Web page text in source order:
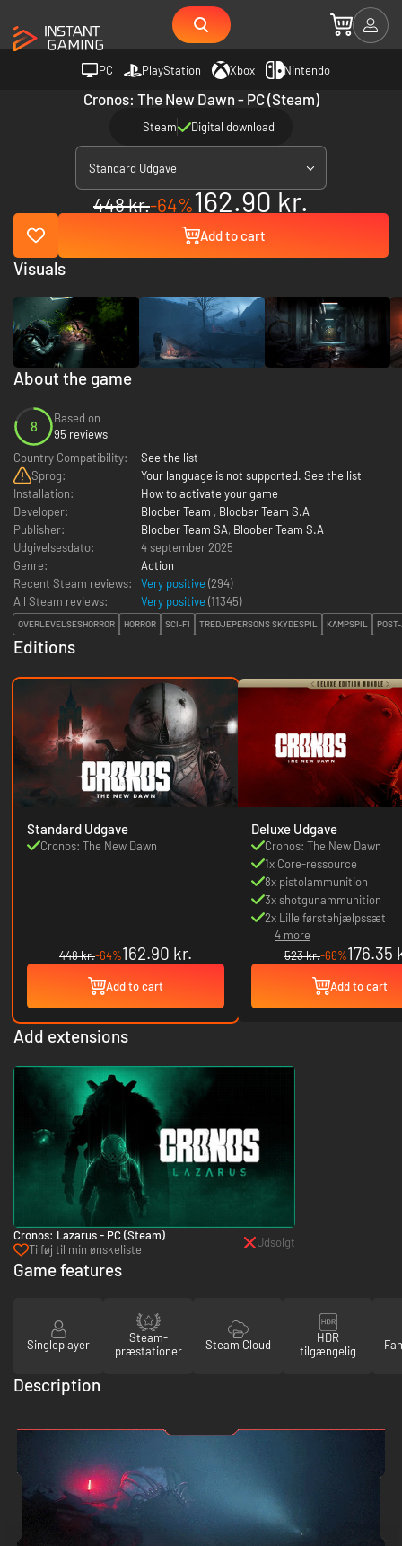
PC PlayStation Xbox Nintendo
Cronos: The New Dawn - PC (Steam)
Steam Digital download
Standard Udgave
448 kr.-64%162.90 kr.
Add to cart
About the game
8
Based on
95 reviews
Country Compatibility:
See the list
Sprog:
Your language is not supported. See the list
Installation:
How to activate your game
Developer:
Bloober Team , Bloober Team S.A
Publisher:
Bloober Team SA, Bloober Team S.A
Udgivelsesdato:
4 september 2025
Genre:
Action
Recent Steam reviews:
Very positive (294)
All Steam reviews:
Very positive (11345)
OVERLEVELSESHORROR HORROR SCI-FI TREDJEPERSONS SKYDESPIL KAMPSPIL
Editions
Standard Udgave
Cronos: The New Dawn
448 kr.-64%162.90 kr.
Add to cart
Deluxe Udgave
Cronos: The New Dawn
1x Core-ressource
8x pistolammunition
3x shotgunammunition
2x Lille førstehjælpssæt
4 more
523 kr.-66%176.35
Add to cart
Add extensions
Cronos: Lazarus - PC (Steam)
Tilføj til min ønskeliste
Udsolgt
Visuals
Game features
Singleplayer
Steam-
præstationer
Steam Cloud
HDR
tilgængelig
Description